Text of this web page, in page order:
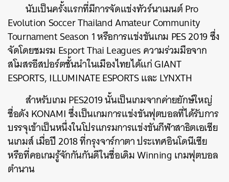
นับเป็นครั้งแรกที่มีการจัดแข่งทัวร์นาเมนต์ Pro
Evolution Soccer Thailand Amateur Community
Tournament Season 1 หรือการแข่งขันเกม PES 2019 ซึ่ง
จัดโดยชมรม Esport Thai Leagues ความร่วมมือจาก
สโมสรอีสปอร์ตชั้นนำในเมืองไทยได้แก่ GIANT
ESPORTS, ILLUMINATE ESPORTS และ LYNXTH
สำหรับเกม PES2019 นั้นเป็นเกมจากค่ายยักษ์ใหญ่
ชื่อดัง KONAMI ซึ่งเป็นเกมการแข่งขันฟุตบอลที่ได้รับการ
บรรจุเข้าเป็นหนึ่งในโปรแกรมการแข่งขันกีฬาสาธิตเอเชีย
นเกมส์ เมื่อปี 2018 ที่กรุงจาร์กาตา ประเทศอินโดนีเซีย
หรือที่คอเกมรู้จักกันกันดีในชื่อเดิม Winning เกมฟุตบอล
ตำนาน